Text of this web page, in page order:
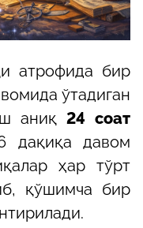
атрофида бир
ўтадиган
аниқ 24 соат
дақиқа давом
ҳар тўрт
қўшимча бир